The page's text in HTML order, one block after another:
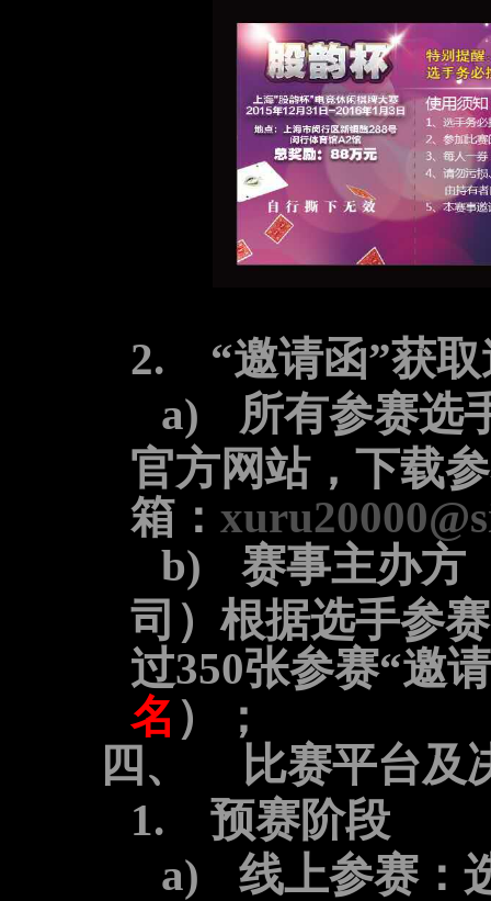
2.
“邀请函”获
a)
所有参赛选
官方网站，下载
箱：
b)
赛事主办方
司）根据选手参
过350张参赛“邀
名 ）；
四、
比赛平台及
1.
预赛阶段
a)
线上参赛：